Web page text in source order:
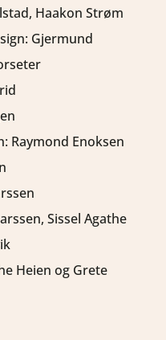
Haakon Strøm
Gjermund
Raymond Enoksen
Sissel Agathe
Heien og Grete